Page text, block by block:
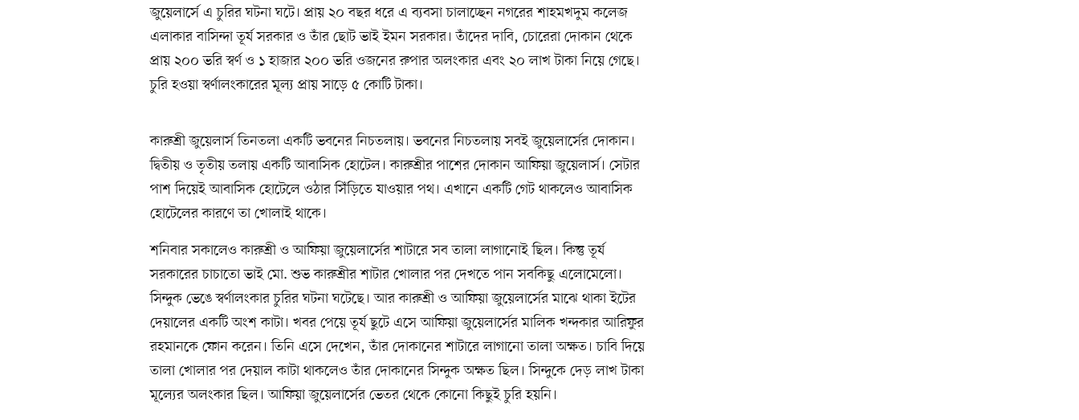
জুয়েলার্সে এ চুরির ঘটনা ঘটে। প্রায় ২০ বছর ধরে এ ব্যবসা চালাচ্ছেন নগরের শাহমখদুম কলেজ
এলাকার বাসিন্দা তূর্য সরকার ও তাঁর ছোট ভাই ইমন সরকার। তাঁদের দাবি, চোরেরা দোকান থেকে
প্রায় ২০০ ভরি স্বর্ণ ও ১ হাজার ২০০ ভরি ওজনের রুপার অলংকার এবং ২০ লাখ টাকা নিয়ে গেছে।
চুরি হওয়া স্বর্ণালংকারের মূল্য প্রায় সাড়ে ৫ কোটি টাকা।
কারুশ্রী জুয়েলার্স তিনতলা একটি ভবনের নিচতলায়। ভবনের নিচতলায় সবই জুয়েলার্সের দোকান।
দ্বিতীয় ও তৃতীয় তলায় একটি আবাসিক হোটেল। কারুশ্রীর পাশের দোকান আফিয়া জুয়েলার্স। সেটার
পাশ দিয়েই আবাসিক হোটেলে ওঠার সিঁড়িতে যাওয়ার পথ। এখানে একটি গেট থাকলেও আবাসিক
হোটেলের কারণে তা খোলাই থাকে।
শনিবার সকালেও কারুশ্রী ও আফিয়া জুয়েলার্সের শাটারে সব তালা লাগানোই ছিল। কিন্তু তূর্য
সরকারের চাচাতো ভাই মো. শুভ কারুশ্রীর শাটার খোলার পর দেখতে পান সবকিছু এলোমেলো।
সিন্দুক ভেঙে স্বর্ণালংকার চুরির ঘটনা ঘটেছে। আর কারুশ্রী ও আফিয়া জুয়েলার্সের মাঝে থাকা ইটের
দেয়ালের একটি অংশ কাটা। খবর পেয়ে তূর্য ছুটে এসে আফিয়া জুয়েলার্সের মালিক খন্দকার আরিফুর
রহমানকে ফোন করেন। তিনি এসে দেখেন, তাঁর দোকানের শাটারে লাগানো তালা অক্ষত। চাবি দিয়ে
তালা খোলার পর দেয়াল কাটা থাকলেও তাঁর দোকানের সিন্দুক অক্ষত ছিল। সিন্দুকে দেড় লাখ টাকা
মূল্যের অলংকার ছিল। আফিয়া জুয়েলার্সের ভেতর থেকে কোনো কিছুই চুরি হয়নি।